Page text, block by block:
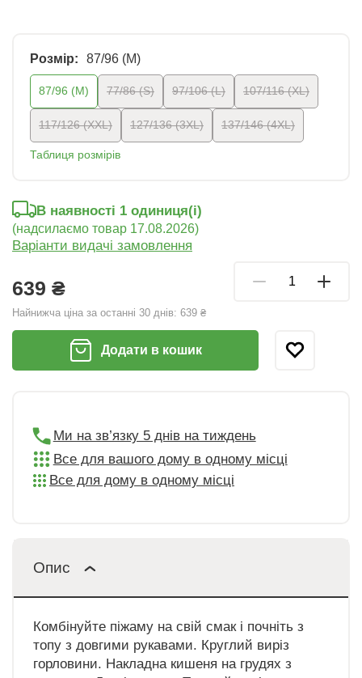
Розмір: 87/96 (M)
87/96 (M) 77/86 (S) 97/106 (L) 107/116 (XL)
117/126 (XXL) 127/136 (3XL) 137/146 (4XL)
Таблиця розмірів
639 ₴
Найнижча ціна за останні 30 днів: 639 ₴
В наявності 1 oдиниця(і)
(надсилаємо товар 17.08.2026)
Варіанти видачі замовлення
Додати в кошик
Ми на зв’язку 5 днів на тиждень
Все для вашого дому в одному місці
Все для дому в одному місці
Опис
Комбінуйте піжаму на свій смак і почніть з
топу з довгими рукавами. Круглий виріз
горловини. Накладна кишеня на грудях з